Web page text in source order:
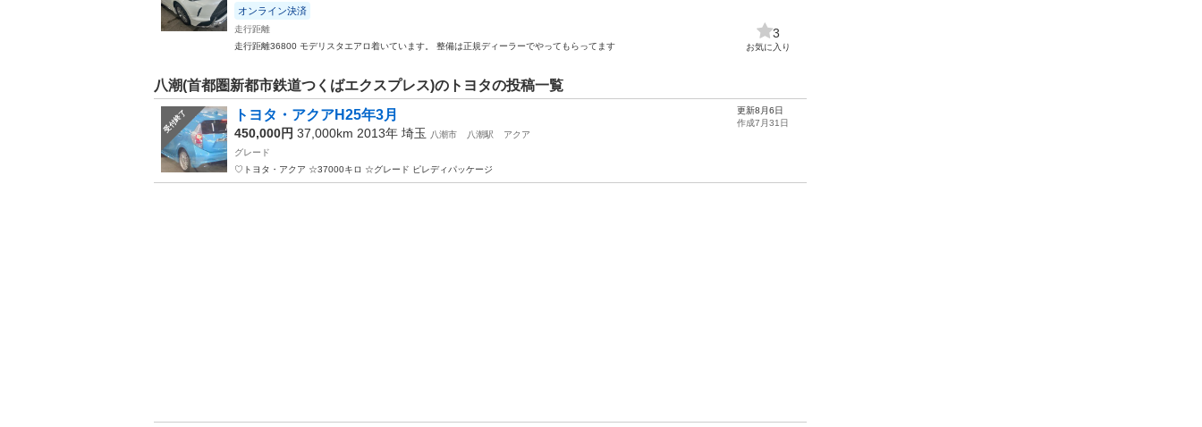
オンライン決済
走行距離
走行距離36800 モデリスタエアロ着いています。 整備は正規ディーラーでやってもらってます
3
お気に入り
八潮(首都圏新都市鉄道つくばエクスプレス)のトヨタの投稿一覧
受付終了 トヨタ・アクアH25年3月
450,000円 37,000km 2013年 埼玉 八潮市 八潮駅
アクア
グレード
♡トヨタ・アクア ☆37000キロ ☆グレード ピレディパッケージ
更新8月6日
作成7月31日